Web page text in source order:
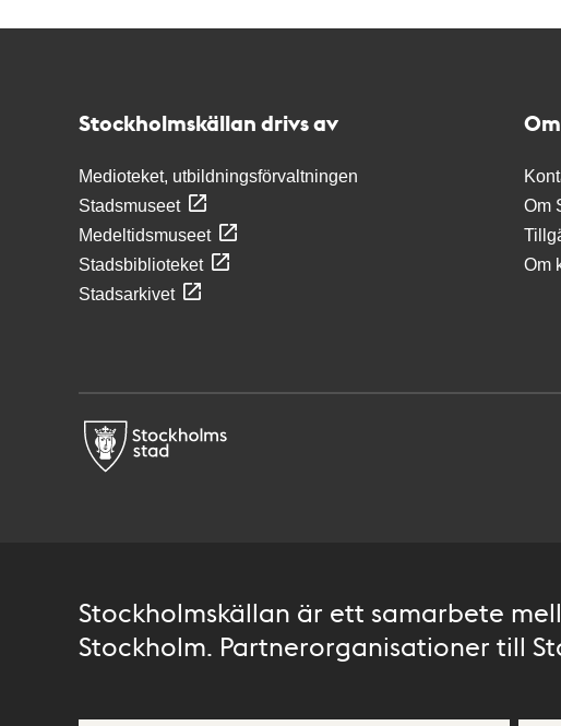
Stockholmskällan drivs av
Medioteket, utbildningsförvaltningen
Stadsmuseet
Medeltidsmuseet
Stadsbiblioteket
Stadsarkivet
Om
Om
Stockholmskällan är ett samarbete
Stockholm. Partnerorganisationer till